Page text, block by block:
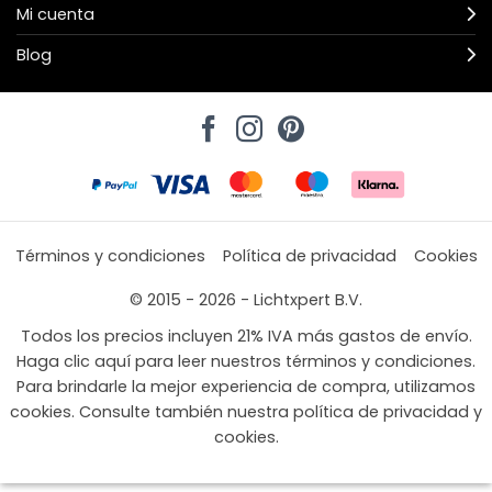
Mi cuenta
Blog
Términos y condiciones Política de privacidad
Cookies
© 2015 - 2026 - Lichtxpert B.V.
Todos los precios incluyen 21% IVA más gastos de envío.
Haga clic aquí para leer nuestros términos y condiciones.
Para brindarle la mejor experiencia de compra, utilizamos
cookies. Consulte también nuestra política de privacidad y
cookies.